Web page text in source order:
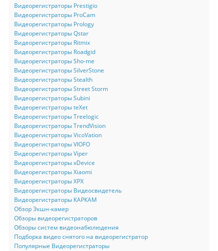
Видеорегистраторы Prestigio
Видеорегистраторы ProCam
Видеорегистраторы Prology
Видеорегистраторы Qstar
Видеорегистраторы Ritmix
Видеорегистраторы Roadgid
Видеорегистраторы Sho-me
Видеорегистраторы SilverStone
Видеорегистраторы Stealth
Видеорегистраторы Street Storm
Видеорегистраторы Subini
Видеорегистраторы teXet
Видеорегистраторы Treelogic
Видеорегистраторы TrendVision
Видеорегистраторы VicoVation
Видеорегистраторы VIOFO
Видеорегистраторы Viper
Видеорегистраторы xDevice
Видеорегистраторы Xiaomi
Видеорегистраторы XPX
Видеорегистраторы Видеосвидетель
Видеорегистраторы КАРКАМ
Обзор Экшн-камер
Обзоры видеорегистраторов
Обзоры систем видеонабюлюдения
Подборка видео снятого на видеорегистратор
Популярные Видеорегистраторы